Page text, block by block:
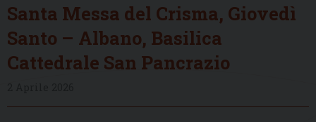
Santa Messa del Crisma, Giovedì
Santo – Albano, Basilica
Cattedrale San Pancrazio